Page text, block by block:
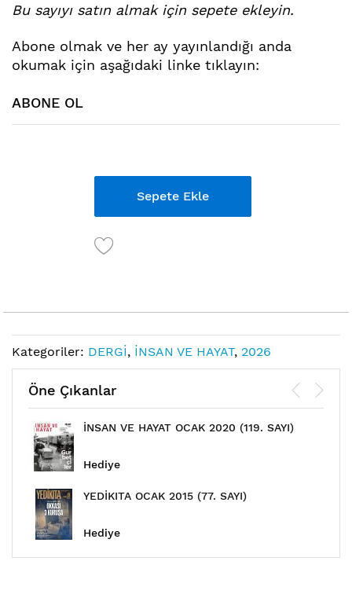
atla
Bu sayıyı satın almak için sepete ekleyin.
Abone olmak ve her ay yayınlandığı anda
okumak için aşağıdaki linke tıklayın:
ABONE OL
Sepete Ekle
Kategoriler: DERGİ, İNSAN VE HAYAT, 2026
Öne Çıkanlar
İNSAN VE HAYAT OCAK 2020 (119. SAYI)
Hediye
YEDİKITA OCAK 2015 (77. SAYI)
Hediye